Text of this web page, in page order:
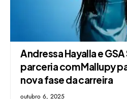
Andressa Hayalla e
parceria com Mallupy
nova fase da carreira
outubro 6, 2025